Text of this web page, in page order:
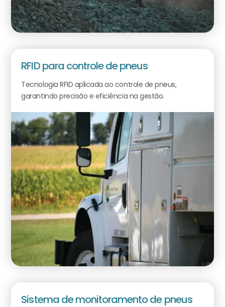
RFID para controle de pneus
Tecnologia RFID aplicada ao controle de pneus,
garantindo precisão e eficiência na gestão.
Sistema de monitoramento de pneus